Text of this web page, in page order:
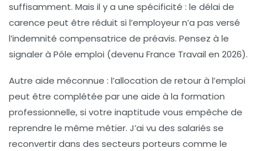
suffisamment. Mais il y a une spécificité : le délai de
carence peut être réduit si l’employeur n’a pas versé
l’indemnité compensatrice de préavis. Pensez à le
signaler à Pôle emploi (devenu France Travail en 2026).
Autre aide méconnue : l’allocation de retour à l’emploi
peut être complétée par une aide à la formation
professionnelle, si votre inaptitude vous empêche de
reprendre le même métier. J’ai vu des salariés se
reconvertir dans des secteurs porteurs comme le